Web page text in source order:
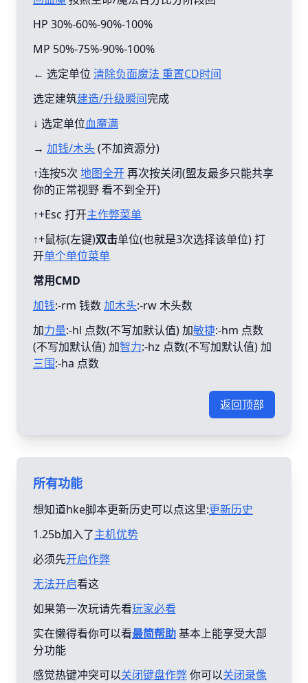
HP 30%-60%-90%-100%
MP 50%-75%-90%-100%
← 选定单位 清除负面魔法 重置CD时间
选定建筑建造/升级瞬间完成
↓ 选定单位血魔满
→ 加钱/木头(不加资源分)
↑连按5次 地图全开再次按关闭(盟友最多只能共享
你的正常视野 看不到全开)
↑+Esc 打开主作弊菜单
↑+鼠标(左键)双击单位(也就是3次选择该单位) 打
开单个单位菜单
常用CMD
加钱:-rm 钱数加木头:-rw 木头数
加力量:-hl 点数(不写加默认值) 加敏捷:-hm 点数
(不写加默认值) 加智力:-hz 点数(不写加默认值) 加
三围:-ha 点数
返回顶部
所有功能
想知道hke脚本更新历史可以点这里:更新历史
1.25b加入了主机优势
必须先开启作弊
无法开启看这
如果第一次玩请先看玩家必看
实在懒得看你可以看最简帮助基本上能享受大部
分功能
感觉热键冲突可以关闭键盘作弊你可以关闭录像